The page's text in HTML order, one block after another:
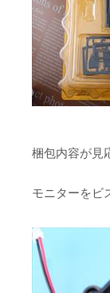
梱包内容が見
モニターをビ